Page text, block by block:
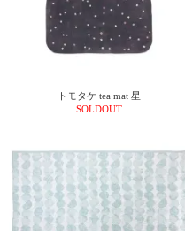
トモタケ tea mat 星
SOLDOUT